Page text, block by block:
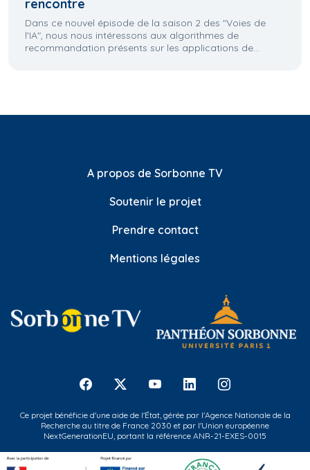
rencontre
Dans ce nouvel épisode de la saison 2 des "Voies de
l'IA", nous nous intéressons aux algorithmes de
recommandation présents sur les applications de...
A propos de Sorbonne TV
Soutenir le projet
Prendre contact
Mentions légales
Ce projet bénéficie d'une aide de l'État, gérée par l'Agence Nationale de la
Recherche au titre de France 2030 et par l'Union européenne
NextGenerationEU, portant la référence ANR-21-EXES-0015